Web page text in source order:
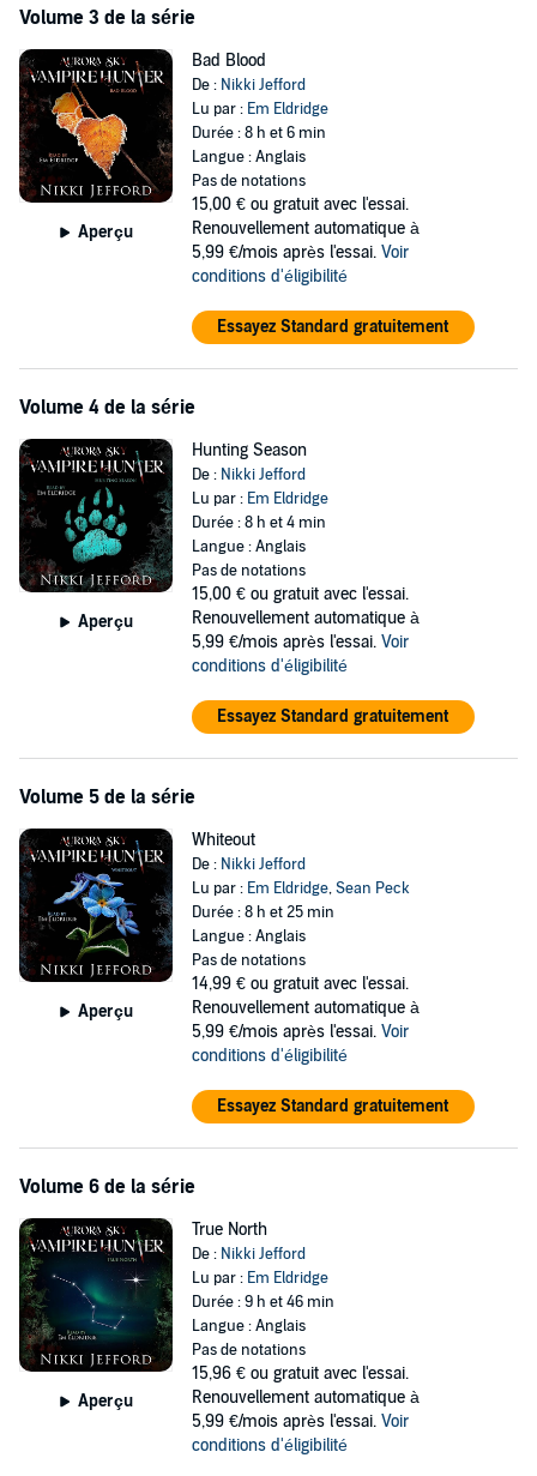
Volume 3 de la série
Aperçu
Bad Blood
De : Nikki Jefford
Lu par : Em Eldridge
Durée : 8 h et 6 min
Langue : Anglais
Pas de notations
15,00 € ou gratuit avec l'essai.
Renouvellement automatique à
5,99 €/mois après l'essai. Voir
conditions d'éligibilité
Essayez Standard gratuitement
Volume 4 de la série
Aperçu
Hunting Season
De : Nikki Jefford
Lu par : Em Eldridge
Durée : 8 h et 4 min
Langue : Anglais
Pas de notations
15,00 € ou gratuit avec l'essai.
Renouvellement automatique à
5,99 €/mois après l'essai. Voir
conditions d'éligibilité
Essayez Standard gratuitement
Volume 5 de la série
Aperçu
Whiteout
De : Nikki Jefford
Lu par : Em Eldridge,Sean Peck
Durée : 8 h et 25 min
Langue : Anglais
Pas de notations
14,99 € ou gratuit avec l'essai.
Renouvellement automatique à
5,99 €/mois après l'essai. Voir
conditions d'éligibilité
Essayez Standard gratuitement
Volume 6 de la série
Aperçu
True North
De : Nikki Jefford
Lu par : Em Eldridge
Durée : 9 h et 46 min
Langue : Anglais
Pas de notations
15,96 € ou gratuit avec l'essai.
Renouvellement automatique à
5,99 €/mois après l'essai. Voir
conditions d'éligibilité